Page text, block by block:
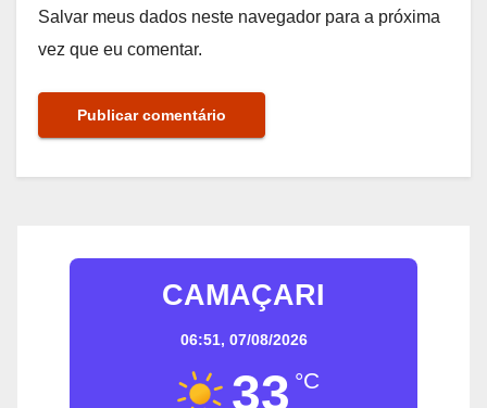
Salvar meus dados neste navegador para a próxima
vez que eu comentar.
CAMAÇARI
06:51, 07/08/2026
33 °C